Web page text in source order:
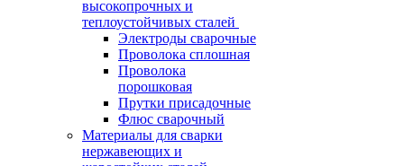
высокопрочных и
теплоустойчивых сталей
Электроды сварочные
Проволока сплошная
Проволока
порошковая
Прутки присадочные
Флюс сварочный
Материалы для сварки
нержавеющих и